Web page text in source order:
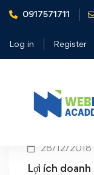
0917571711
Log in Register
Home hóa đơn
Tag:
28/12/2018
Lợi ích